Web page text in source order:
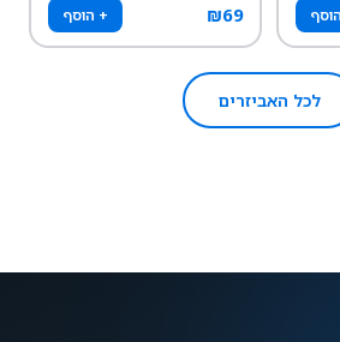
₪69 + הוסף
לכל האביזרים